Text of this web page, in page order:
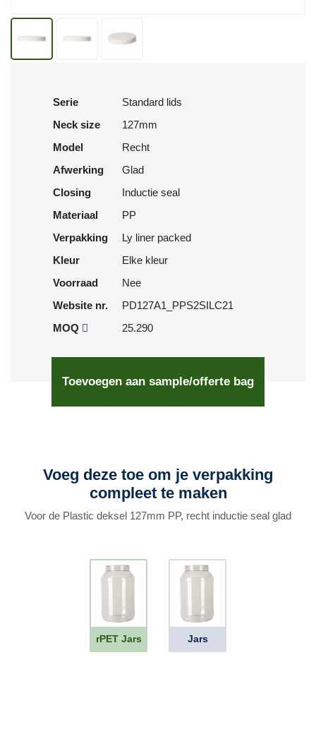
Serie
Standard lids
Neck size
127mm
Model
Recht
Afwerking
Glad
Closing
Inductie seal
Materiaal
PP
Verpakking
Ly liner packed
Kleur
Elke kleur
Voorraad
Nee
Website nr.
PD127A1_PPS2SILC21
MOQ
25.290
Toevoegen aan sample/offerte bag
Voeg deze toe om je verpakking
compleet te maken
Voor de Plastic deksel 127mm PP, recht inductie seal glad
rPET Jars Jars